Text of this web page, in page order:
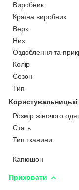
Виробник
Країна виробник
Верх
Низ
Оздоблення та
Колір
Сезон
Тип
Розмір жіночого
Стать
Тип тканини
Капюшон
Приховати